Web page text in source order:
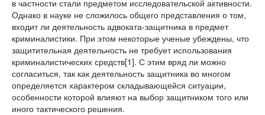
в частности стали предметом исследовательской активности.
Однако в науке не сложилось общего представления о том,
входит ли деятельность адвоката-защитника в предмет
криминалистики. При этом некоторые ученые убеждены, что
защитительная деятельность не требует использования
криминалистических средств[1]. С этим вряд ли можно
согласиться, так как деятельность защитника во многом
определяется характером складывающейся ситуации,
особенности которой влияют на выбор защитником того или
иного тактического решения.